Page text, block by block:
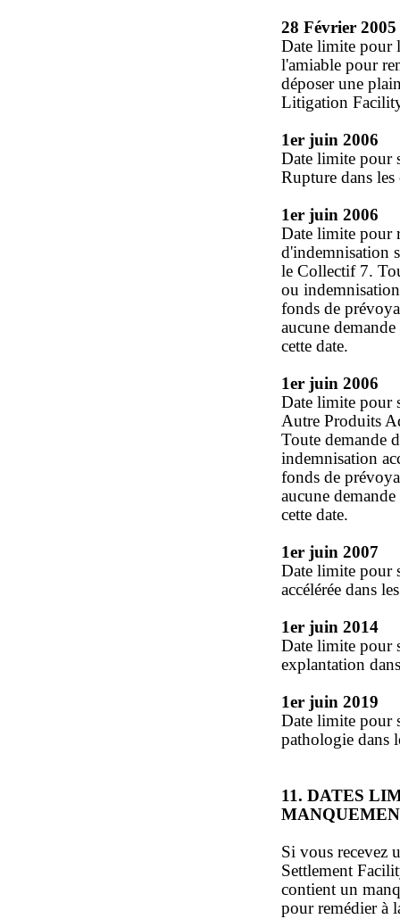
28 Février 2005
Date limite pour
l'amiable pour
déposer une
Litigation
1er juin 2006
Date limite pour
Rupture dans
1er juin 2006
Date limite pour
d'indemnisation
le Collectif 7.
ou
fonds de
aucune
cette date.
1er juin 2006
Date limite pour
Autre Produits
Toute demande
indemnisation
fonds de
aucune
cette date.
1er juin 2007
Date limite pour
accélérée dans
1er juin 2014
Date limite pour
explantation
1er juin 2019
Date limite pour
pathologie dans
11. DATES
Si vous recevez
Settlement
contient un
pour remédier à